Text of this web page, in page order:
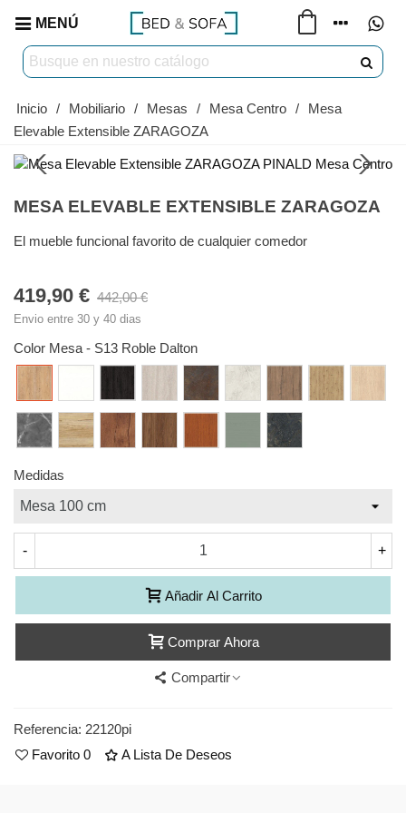
MENÚ
Inicio / Mobiliario / Mesas / Mesa Centro /
Mesa
Elevable Extensible ZARAGOZA
MESA ELEVABLE EXTENSIBLE ZARAGOZA
El mueble funcional favorito de cualquier comedor
419,90 € 442,00 €
Envio entre 30 y 40 dias
Color Mesa - S13 Roble Dalton
Roble
Dalton poro
azabacheNatural
S51
Oxido
S41
Blanco
piedra
S42
Olmo
sabi
S43
Roble
S39
Gris
S26
Roble
S30
Wild
S19
S53
Piedra
Medidas
- +
Añadir Al Carrito
Comprar Ahora
Compartir
Referencia: 22120pi
Favorito 0 A Lista De Deseos